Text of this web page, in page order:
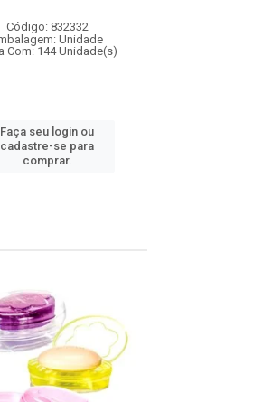
Código: 832332
Unidade
Com: 144 Unidade(s)
Faça seu login ou
cadastre-se para
comprar.